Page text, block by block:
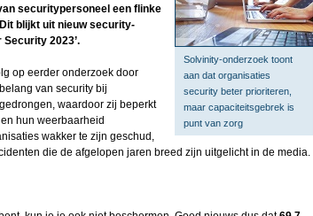
Solvinity-onderzoek toont
aan dat organisaties
security beter prioriteren,
maar capaciteitsgebrek is
punt van zorg
securitypersoneel een flinke
blijkt uit nieuw security-
Security 2023’.
op eerder onderzoek door
van security bij
waardoor zij beperkt
hun weerbaarheid
wakker te zijn geschud,
die de afgelopen jaren breed zijn uitgelicht in de media.